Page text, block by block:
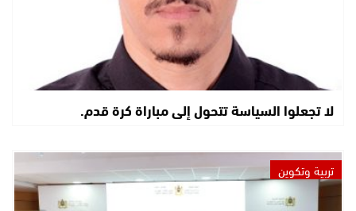
لا تجعلوا السياسة تتحول إلى مباراة كرة قدم.
تربية وتكوين